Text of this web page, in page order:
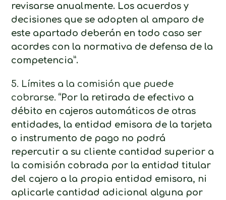
revisarse anualmente. Los acuerdos y
decisiones que se adopten al amparo de
este apartado deberán en todo caso ser
acordes con la normativa de defensa de la
competencia”.
5. Límites a la comisión que puede
cobrarse. “Por la retirada de efectivo a
débito en cajeros automáticos de otras
entidades, la entidad emisora de la tarjeta
o instrumento de pago no podrá
repercutir a su cliente cantidad superior a
la comisión cobrada por la entidad titular
del cajero a la propia entidad emisora, ni
aplicarle cantidad adicional alguna por